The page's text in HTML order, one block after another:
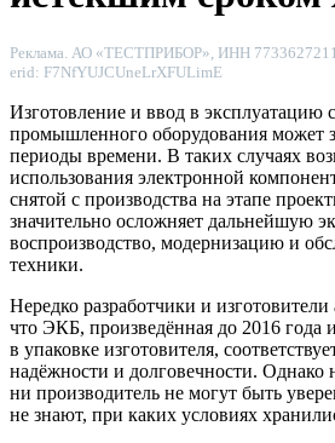
Реклама. АО «ТЕСТПРИБОР», ИНН 7733627211
erid: F7NfYUJCUneLrXFULimE
Изготовление и ввод в эксплуатацию
промышленного оборудования может
периоды времени. В таких случаях
использования электронной
снятой с производства на этапе
значительно осложняет дальнейшую
воспроизводство, модернизацию и
техники.
Нередко разработчики и
что ЭКБ, произведённая до 2016 года
в упаковке изготовителя,
надёжности и долговечности. Однако
ни производитель не могут быть
не знают, при каких условиях